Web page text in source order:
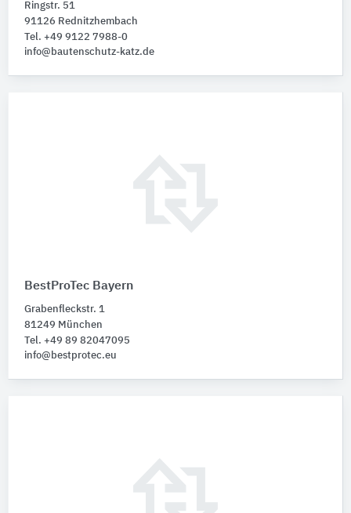
Ringstr. 51
91126 Rednitzhembach
Tel. +49 9122 7988-0
info@bautenschutz-katz.de
BestProTec Bayern
Grabenfleckstr. 1
81249 München
Tel. +49 89 82047095
info@bestprotec.eu